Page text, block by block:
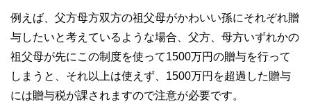
例えば、父方母方双方の祖父母がかわいい孫にそれぞれ贈
与したいと考えているような場合、父方、母方いずれかの
祖父母が先にこの制度を使って1500万円の贈与を行って
しまうと、それ以上は使えず、1500万円を超過した贈与
には贈与税が課されますので注意が必要です。